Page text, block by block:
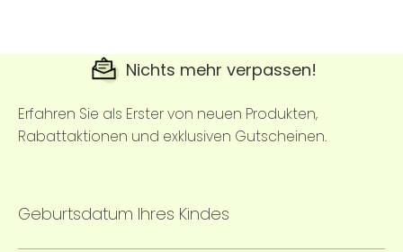
Nichts mehr verpassen!
Erfahren Sie als Erster von neuen Produkten,
Rabattaktionen und exklusiven Gutscheinen.
Geburtsdatum Ihres Kindes